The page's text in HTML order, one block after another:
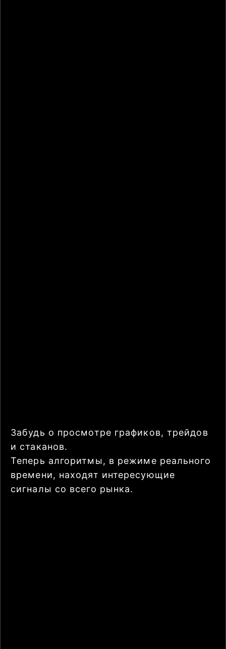
Забудь о просмотре графиков, трейдов
и стаканов.
Теперь алгоритмы, в режиме реального
времени, находят интересующие
сигналы со всего рынка.